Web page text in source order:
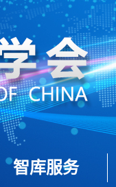
智库服务